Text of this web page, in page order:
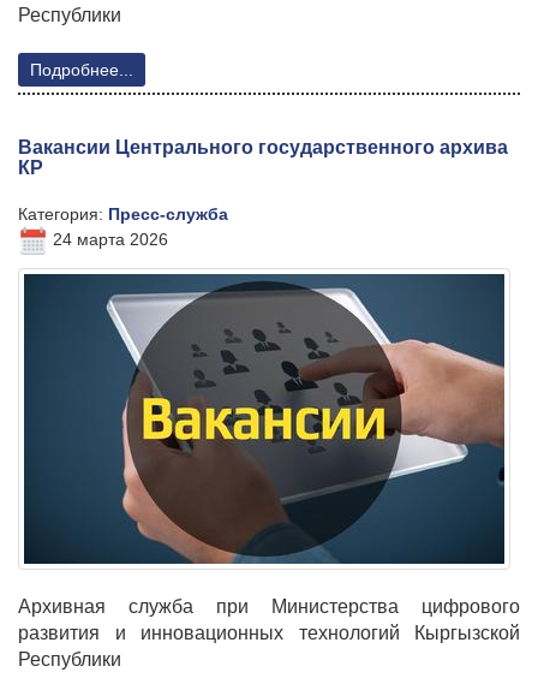
Республики
Подробнее...
Вакансии Центрального государственного архива
КР
Категория: Пресс-служба
24 марта 2026
Архивная служба при Министерства цифрового
развития и инновационных технологий Кыргызской
Республики